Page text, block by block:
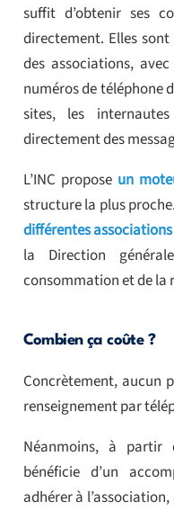
suffit d’obtenir ses
directement. Elles
des associations,
numéros de téléphone
sites, les
directement des
L’INC propose un
structure la plus proche.
différentes associations
la Direction
consommation et de la
Combien ça coûte ?
Concrètement, aucun
renseignement par
Néanmoins, à
bénéficie d’un
adhérer à